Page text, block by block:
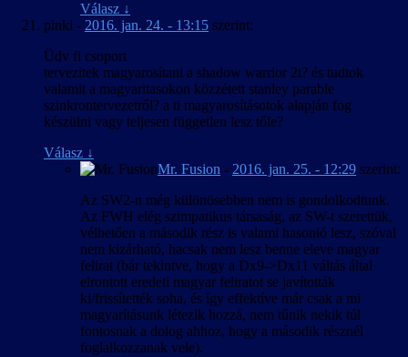
Válasz ↓
pinki - 2016. jan. 24. - 13:15 szerint:
Üdv fi csoport
tervezitek magyarosítani a shadow warrior 2t? és tudtok
valamit a magyaritasokon közzétett stanley parable
szinkrontervezetről? a ti magyarosításotok alapján fog
készülni vagy teljesen független lesz tőle?
Válasz ↓
Mr. Fusion - 2016. jan. 25. - 12:29 szerint:
Az SW2-n még különösebben nem is gondolkodtunk.
Az FWH elég szimpatikus társaság, az SW-t szerettük,
vélhetően a második rész is valami hasonló lesz, szóval
nem kizárható, hacsak nem lesz benne eleve magyar
felirat (bár tekintve, hogy a Dx9->Dx11 váltás által
elrontott eredeti magyar feliratot se javították
ki/frissítették soha, és így effektíve már csak a mi
magyarításunk létezik hozzá, nem tűnik nekik túl
fontosnak a dolog ahhoz, hogy a második résznél
foglalkozzanak vele).